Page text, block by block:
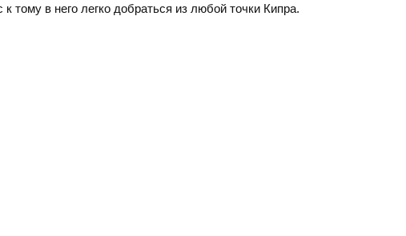
тому в него легко добраться из любой точки Кипра.